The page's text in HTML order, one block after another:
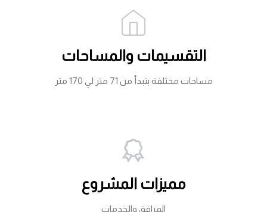
التقسيمات والمساحات
مساحات مختلفة بتبدأ من 71 متر لي 170 متر
مميزات المشروع
المرافق والخدمات